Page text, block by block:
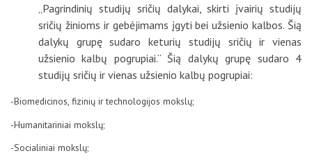
Privatumo politika
„Pagrindinių studijų sričių dalykai, skirti įvairių studijų
sričių žinioms ir gebėjimams įgyti bei užsienio kalbos. Šią
dalykų grupę sudaro keturių studijų sričių ir vienas
užsienio kalbų pogrupiai.“ Šią dalykų grupę sudaro 4
studijų sričių ir vienas užsienio kalbų pogrupiai:
-Biomedicinos, fizinių ir technologijos mokslų;
-Humanitariniai mokslų;
-Socialiniai mokslų;